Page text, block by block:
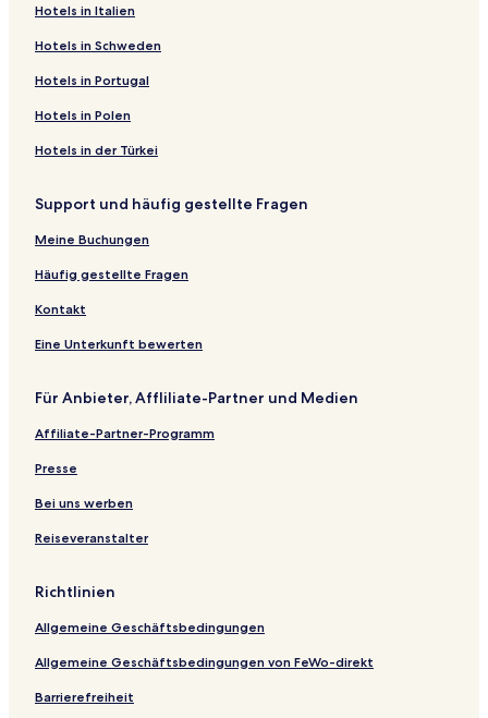
Hotels in Italien
Hotels in Schweden
Hotels in Portugal
Hotels in Polen
Hotels in der Türkei
Support und häufig gestellte Fragen
Meine Buchungen
Häufig gestellte Fragen
Kontakt
Eine Unterkunft bewerten
Für Anbieter, Affliliate-Partner und Medien
Affiliate-Partner-Programm
Presse
Bei uns werben
Reiseveranstalter
Richtlinien
Allgemeine Geschäftsbedingungen
Allgemeine Geschäftsbedingungen von FeWo-direkt
Barrierefreiheit